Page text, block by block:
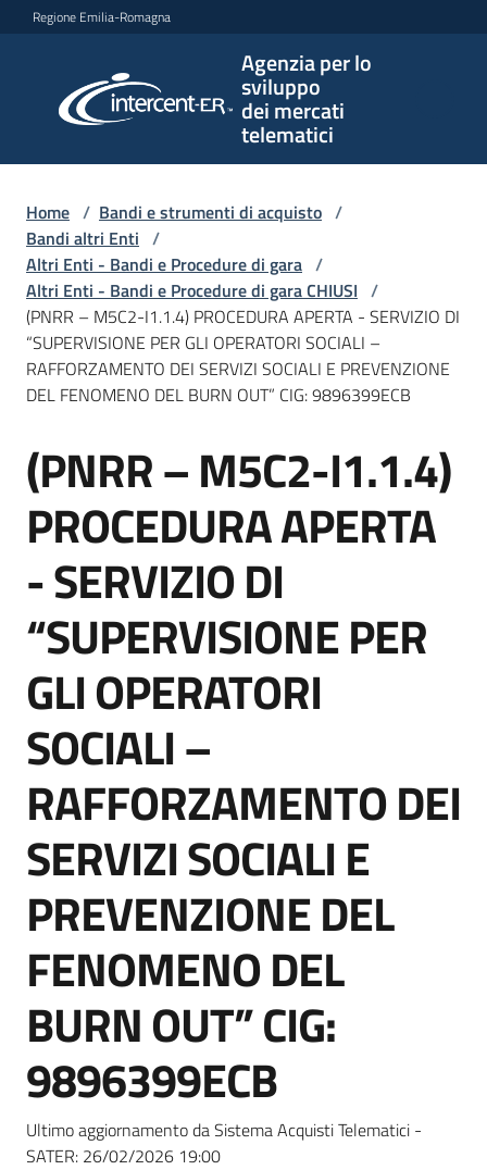
Vai al contenuto
Vai alla navigazione
Vai al footer
Regione Emilia-Romagna
Agenzia per lo
sviluppo
dei mercati
telematici
per lo
sviluppo
telematici
L'Agenzia
Bandi
strumenti
di
acquisto
Supporto
Piattaforme
telematiche
English
site
Seguici
su
Home / Bandi e strumenti di acquisto /
Bandi altri Enti /
Altri Enti - Bandi e Procedure di gara /
Altri Enti - Bandi e Procedure di gara CHIUSI /
(PNRR – M5C2-I1.1.4) PROCEDURA APERTA - SERVIZIO DI
“SUPERVISIONE PER GLI OPERATORI SOCIALI –
RAFFORZAMENTO DEI SERVIZI SOCIALI E PREVENZIONE
DEL FENOMENO DEL BURN OUT” CIG: 9896399ECB
Salta al contenuto
(PNRR – M5C2-I1.1.4)
PROCEDURA APERTA
- SERVIZIO DI
“SUPERVISIONE PER
GLI OPERATORI
SOCIALI –
RAFFORZAMENTO DEI
SERVIZI SOCIALI E
PREVENZIONE DEL
FENOMENO DEL
BURN OUT” CIG:
9896399ECB
Ultimo aggiornamento da Sistema Acquisti Telematici -
SATER: 26/02/2026 19:00